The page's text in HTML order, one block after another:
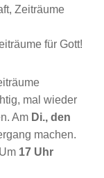
Zeiträume
für Gott!
mal wieder
Am Di., den
machen.
17 Uhr